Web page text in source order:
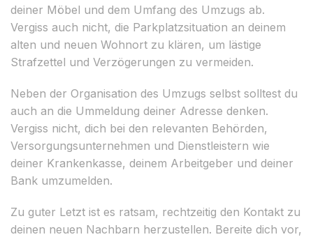
deiner Möbel und dem Umfang des Umzugs ab.
Vergiss auch nicht, die Parkplatzsituation an deinem
alten und neuen Wohnort zu klären, um lästige
Strafzettel und Verzögerungen zu vermeiden.
Neben der Organisation des Umzugs selbst solltest du
auch an die Ummeldung deiner Adresse denken.
Vergiss nicht, dich bei den relevanten Behörden,
Versorgungsunternehmen und Dienstleistern wie
deiner Krankenkasse, deinem Arbeitgeber und deiner
Bank umzumelden.
Zu guter Letzt ist es ratsam, rechtzeitig den Kontakt zu
deinen neuen Nachbarn herzustellen. Bereite dich vor,